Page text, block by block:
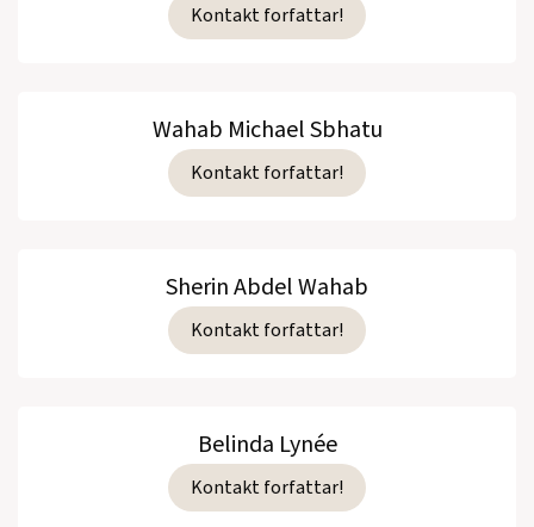
Kontakt forfattar!
Wahab Michael Sbhatu
Kontakt forfattar!
Sherin Abdel Wahab
Kontakt forfattar!
Belinda Lynée
Kontakt forfattar!